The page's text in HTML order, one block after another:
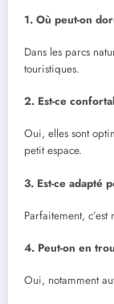
1. Où peut-on
Dans les parcs
touristiques.
2. Est-ce
Oui, elles sont
petit espace.
3. Est-ce adapté
Parfaitement,
4. Peut-on en
Oui, notamment